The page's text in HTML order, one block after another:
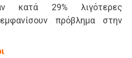
κατά 29% λιγότερες
πρόβλημα στην